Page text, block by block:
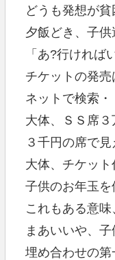
どうも発想が貧
夕飯どき、子供
「あ?行ければ
チケットの発売
ネットで検索・
大体、ＳＳ席３
３千円の席で見
大体、チケット
子供のお年玉を
これもある意
まあいいや、
埋め合わせの第